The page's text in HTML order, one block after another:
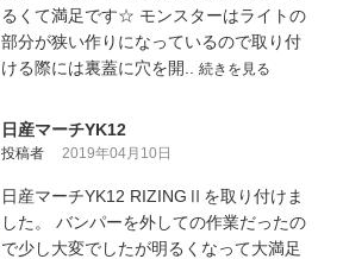
るくて満足です☆ モンスターはライトの
部分が狭い作りになっているので取り付
ける際には裏蓋に穴を開.. 続きを見る
日産マーチYK12
投稿者 2019年04月10日
日産マーチYK12 RIZINGⅡを取り付けま
した。 バンパーを外しての作業だったの
で少し大変でしたが明るくなって大満足